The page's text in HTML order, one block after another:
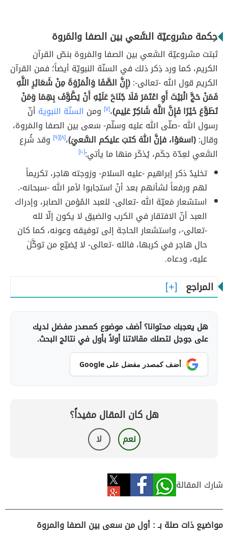
حِكمة مشروعيّة السَّعي بين الصفا والمَروة
ثبتت مشروعيّة السَّعي بين الصفا والمَروة بنصّ القرآن
الكريم، كما ورد ذِكر ذلك في السنّة النبويّة أيضاً؛ فمن القرآن
الكريم قول الله -تعالى-:(إِنَّ الصَّفَا وَالْمَرْوَةَ مِنْ شَعَائِرِ اللَّهِ
فَمَنْ حَجَّ الْبَيْتَ أَوِ اعْتَمَرَ فَلَا جُنَاحَ عَلَيْهِ أَنْ يَطَّوَّفَ بِهِمَا وَمَنْ
تَطَوَّعَ خَيْرًا فَإِنَّ اللَّهَ شَاكِرٌ عَلِيم)،[٧] ومن السنّة النبوية أنّ
رسول الله -صلّى الله عليه وسلّم- سَعى بين الصفا والمَروة،
وقال:(اسعَوْا، فإنَّ اللهَ كتبَ عليكم السَّعيَ)،[٨] [٩]
وقد شُرِع
السَّعي لعِدّة حِكَم، يُذكَر منها ما يأتي:[١٠]
تخليدُ ذكر إبراهيم -عليه السلام- وزوجته هاجر، تكريماً
لهم ورفعاً لشأنهم بعد أنْ استجابوا لأمر الله -سبحانه-.
استشعار مَعيّة الله -تعالى- للعبد المُؤمن الصابر، وإدراك
العبد أنّ الافتقار في الكرب والضيق لا يكون إلّا لله
-تعالى-، واستشعار الحاجة إلى توفيقه وعونه، كما كان
حال هاجر في كربها، فالله -تعالى- لا يُضيّع من توكَّلَ
عليه، ودعاه.
المراجع
هل يعجبك محتوانا؟ أضف موضوع كمصدر مفضل لديك
على جوجل لتصلك مقالاتنا أولاً بأول في نتائج البحث.
أضف كمصدر مفضل على Google
هل كان المقال مفيداً؟
نعم لا
شارك المقالة
مواضيع ذات صلة بـ : أول من سعى بين الصفا والمروة